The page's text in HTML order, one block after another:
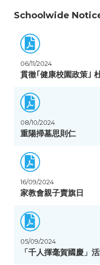
Schoolwide
06/11/2024
貫徹｢健康校園政策｣
08/10/2024
重陽掃墓思則仁
16/09/2024
家教會親子賣旗日
05/09/2024
「千人揮毫賀國慶」